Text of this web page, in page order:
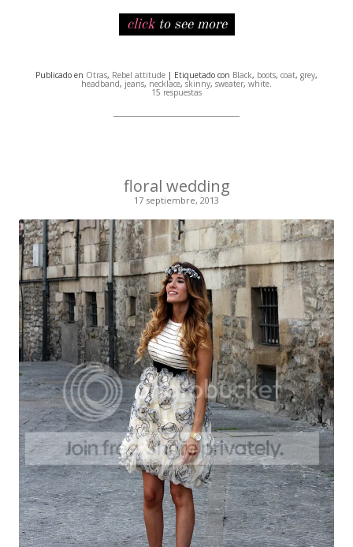
clickto see more
Publicado en Otras, Rebel attitude | Etiquetado con Black, boots, coat, grey,
headband, jeans, necklace, skinny, sweater, white.
15 respuestas
floral wedding
17 septiembre, 2013